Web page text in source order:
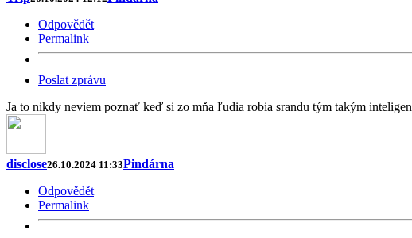
Odpovědět
Permalink
Poslat zprávu
Ja to nikdy neviem poznať keď si zo mňa ľudia robia srandu tým takým
disclose26.10.2024 11:33Pindárna
Odpovědět
Permalink